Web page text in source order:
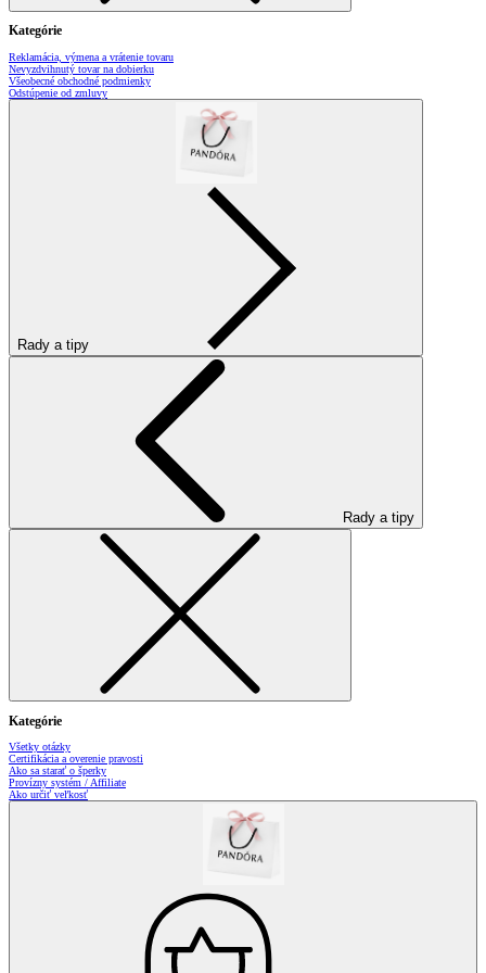
Kategórie
Reklamácia, výmena a vrátenie tovaru
Nevyzdvihnutý tovar na dobierku
Všeobecné obchodné podmienky
Odstúpenie od zmluvy
Rady a tipy
Rady a tipy
Kategórie
Všetky otázky
Certifikácia a overenie pravosti
Ako sa starať o šperky
Provízny systém / Affiliate
Ako určiť veľkosť